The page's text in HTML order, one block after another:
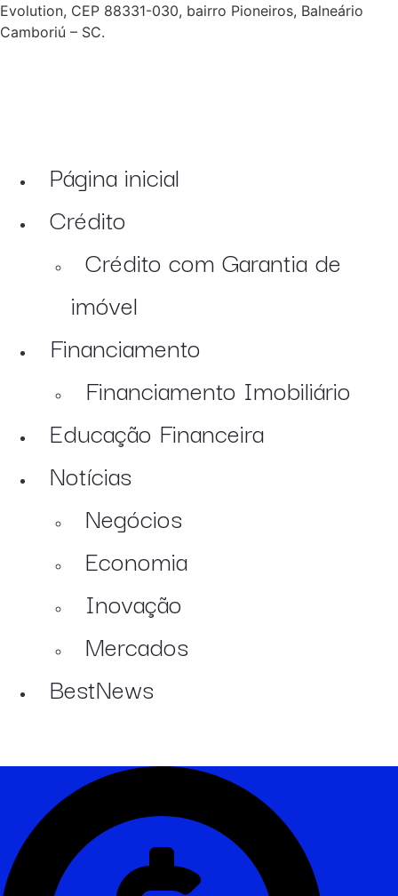
Evolution, CEP 88331-030, bairro Pioneiros, Balneário
Camboriú – SC.
Página inicial
Crédito
Crédito com Garantia de
imóvel
Financiamento
Financiamento Imobiliário
Educação Financeira
Notícias
Negócios
Economia
Inovação
Mercados
BestNews